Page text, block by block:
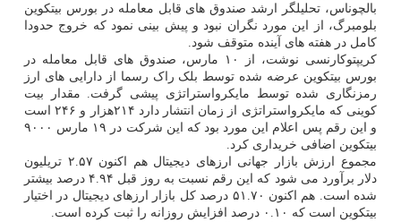
بالچوناس، تحلیلگر ارشد صندوق های قابل معامله در بورس بیتکوین
بلومبرگ، از این مورد نگران نبود و پیش بینی نمود که خروج حدودا
کامل در هفته های آینده متوقف شود.
کریپتوکارنسی نوشت، از ۱۰ مارس، صندوق های قابل معامله در
بورس بیتکوین عرضه شده توسط بلک راک رسما از دارایی های ارز
رمزنگاری شده توسط مایکرواستراتژی پیشی گرفت. مقدار بیت
کوینی که مایکرواستراتژی از زمان انتشار دارد ۲۱۴هزار و ۲۴۶ است
و این رقم پس اعلام این مورد بود که این شرکت در ۱۹ مارس ۹۰۰۰
بیتکوین اضافی خریداری کرد.
مجموع ارزش بازار جهانی ارزهای دیجیتال هم اکنون ۲.۵۷ تریلیون
دلار برآورد می شود که این رقم نسبت به روز قبل ۴.۹۴ درصد بیشتر
شده است. هم اکنون ۵۱.۷۰ درصد کل بازار ارزهای دیجیتال در اختیار
بیتکوین است که ۰.۱۰ درصد افزایش روزانه را ثبت کرده است.